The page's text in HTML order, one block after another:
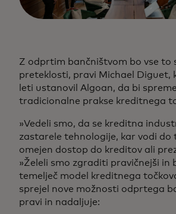
Z odprtim bančništvom bo vse to
preteklosti, pravi Michael Diguet,
leti ustanovil Algoan, da bi
tradicionalne prakse kreditnega
»Vedeli smo, da se kreditna
zastarele tehnologije, kar vodi do
omejen dostop do kreditov ali
»Želeli smo zgraditi pravičnejši in
temelječ model kreditnega
sprejel nove možnosti odprtega
pravi in nadaljuje: